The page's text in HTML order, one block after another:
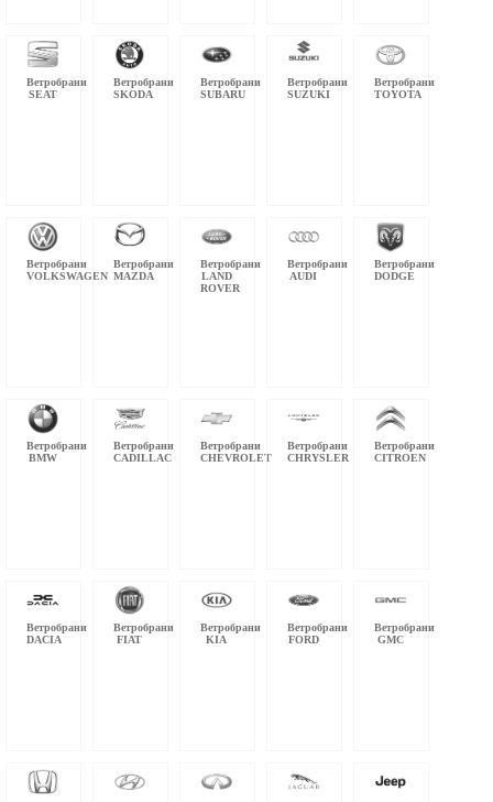
Ветробрани
SEAT
Ветробрани
SKODA
Ветробрани
SUBARU
Ветробрани
SUZUKI
Ветробрани
TOYOTA
Ветробрани
VOLKSWAGEN
Ветробрани
MAZDA
Ветробрани
LAND
ROVER
Ветробрани
AUDI
Ветробрани
DODGE
Ветробрани
BMW
Ветробрани
CADILLAC
Ветробрани
CHEVROLET
Ветробрани
CHRYSLER
Ветробрани
CITROEN
Ветробрани
DACIA
Ветробрани
FIAT
Ветробрани
KIA
Ветробрани
FORD
Ветробрани
GMC